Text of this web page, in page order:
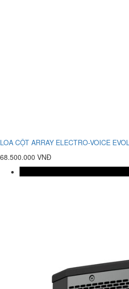
LOA CỘT ARRAY ELECTRO-VOICE
68.500.000 VNĐ